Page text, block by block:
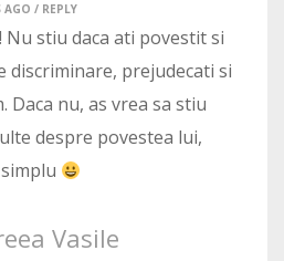
AGO / REPLY
Nu stiu daca ati povestit si
discriminare, prejudecati si
Daca nu, as vrea sa stiu
despre povestea lui,
Vasile